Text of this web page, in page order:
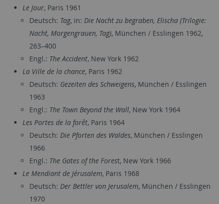
Le Jour, Paris 1961
Deutsch: Tag, in: Die Nacht zu begraben, Elischa (Trilogie:
Nacht, Morgengrauen, Tag), München / Esslingen 1962,
263–400
Engl.: The Accident, New York 1962
La Ville de la chance, Paris 1962
Deutsch: Gezeiten des Schweigens, München / Esslingen
1963
Engl.: The Town Beyond the Wall, New York 1964
Les Portes de la forêt, Paris 1964
Deutsch: Die Pforten des Waldes, München / Esslingen
1966
Engl.: The Gates of the Forest, New York 1966
Le Mendiant de Jérusalem, Paris 1968
Deutsch: Der Bettler von Jerusalem, München / Esslingen
1970